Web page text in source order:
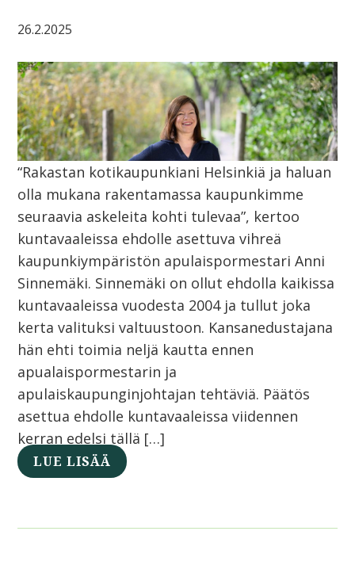
26.2.2025
“Rakastan kotikaupunkiani Helsinkiä ja haluan
olla mukana rakentamassa kaupunkimme
seuraavia askeleita kohti tulevaa”, kertoo
kuntavaaleissa ehdolle asettuva vihreä
kaupunkiympäristön apulaispormestari Anni
Sinnemäki. Sinnemäki on ollut ehdolla kaikissa
kuntavaaleissa vuodesta 2004 ja tullut joka
kerta valituksi valtuustoon. Kansanedustajana
hän ehti toimia neljä kautta ennen
apualaispormestarin ja
apulaiskaupunginjohtajan tehtäviä. Päätös
asettua ehdolle kuntavaaleissa viidennen
kerran edelsi tällä […]
LUE LISÄÄ